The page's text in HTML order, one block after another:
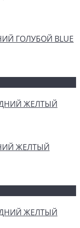
ГОЛУБОЙ BLUE
ЖЕЛТЫЙ